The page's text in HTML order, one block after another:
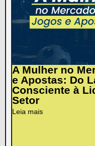
A Mulher no
e Apostas: Do
Consciente à
Setor
Leia mais